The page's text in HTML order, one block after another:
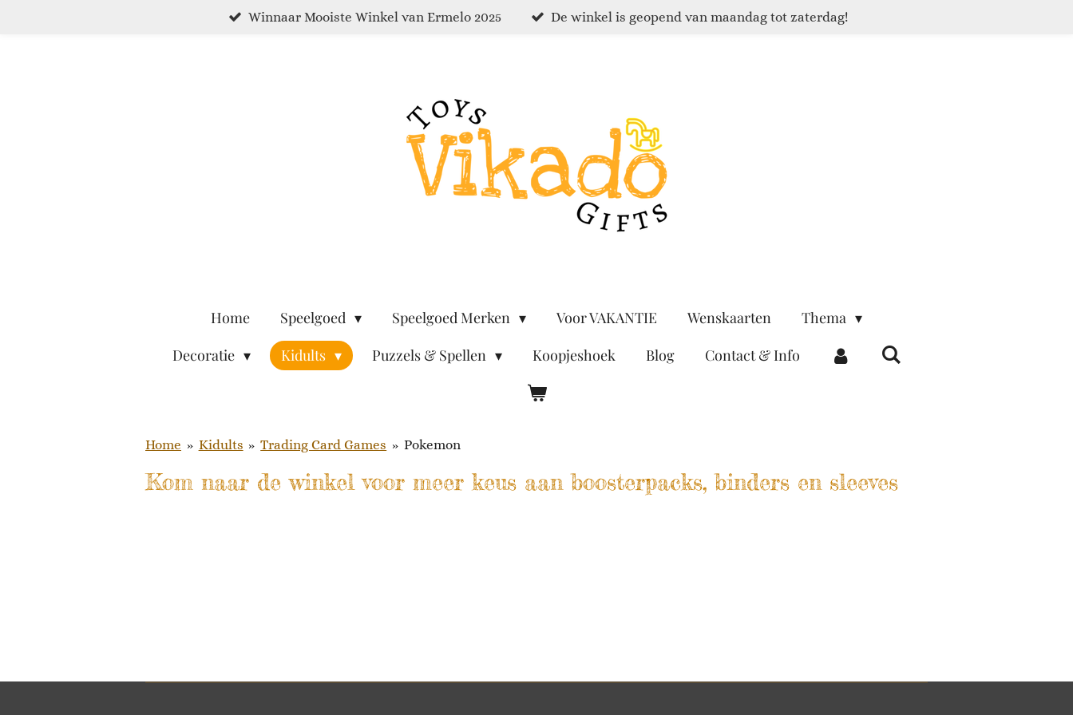
Winnaar Mooiste Winkel van Ermelo 2025 De winkel is geopend van maandag tot zaterdag!
Home Speelgoed Speelgoed Merken Voor VAKANTIE Wenskaarten
Thema
Decoratie
Kidults Puzzels & Spellen Koopjeshoek Blog Contact & Info
Home » Kidults » Trading Card Games » Pokemon
Kom naar de winkel voor meer keus aan boosterpacks, binders en sleeves